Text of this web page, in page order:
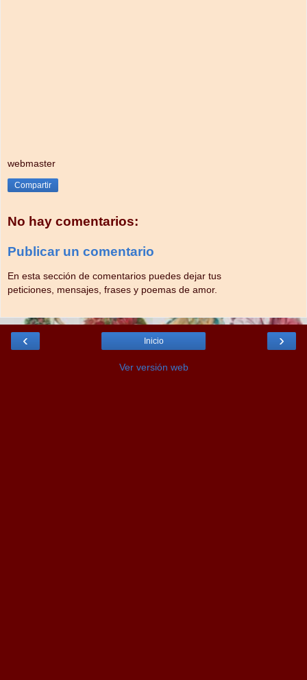
webmaster
Compartir
No hay comentarios:
Publicar un comentario
En esta sección de comentarios puedes dejar tus
peticiones, mensajes, frases y poemas de amor.
‹ ›
Inicio
Ver versión web